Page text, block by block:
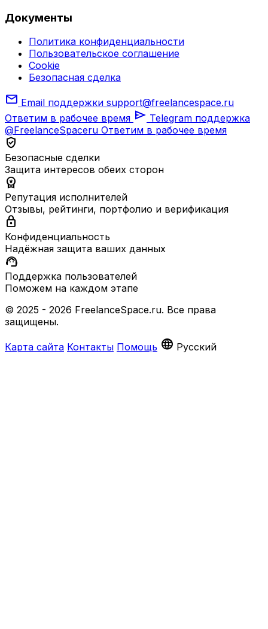
Документы
Политика конфиденциальности
Пользовательское соглашение
Cookie
Безопасная сделка
mail Email поддержки support@freelancespace.ru
Ответим в рабочее время send Telegram поддержка
@FreelanceSpaceru Ответим в рабочее время
verified_user
Безопасные сделки
Защита интересов обеих сторон
workspace_premium
Репутация исполнителей
Отзывы, рейтинги, портфолио и верификация
lock
Конфиденциальность
Надёжная защита ваших данных
support_agent
Поддержка пользователей
Поможем на каждом этапе
© 2025 - 2026 FreelanceSpace.ru. Все права
защищены.
Карта сайта Контакты Помощь language Русский